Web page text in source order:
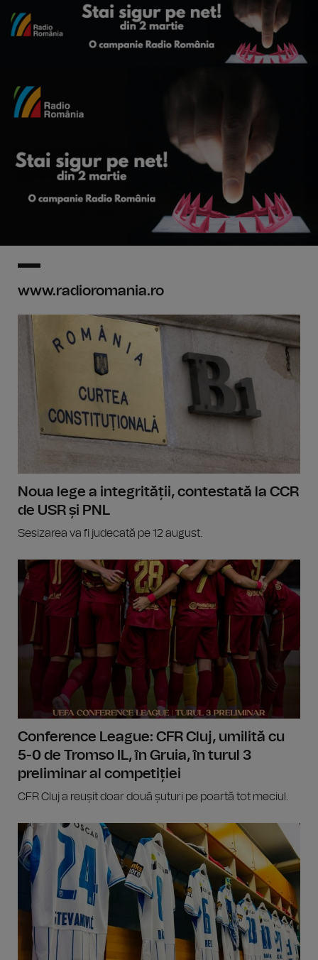
www.radioromania.ro
Noua lege a integrității, contestată la CCR
de USR și PNL
Sesizarea va fi judecată pe 12 august.
Conference League: CFR Cluj, umilită cu
5-0 de Tromso IL, în Gruia, în turul 3
preliminar al competiției
CFR Cluj a reușit doar două șuturi pe poartă tot meciul.